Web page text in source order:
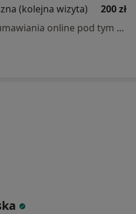
(kolejna wizyta)
200 zł
Specjalista nie oferuje umawiania online pod tym adresem.